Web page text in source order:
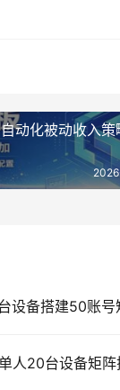
动化被动收入策